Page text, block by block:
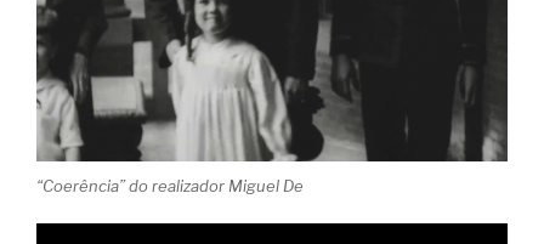
“Coerência” do realizador Miguel De